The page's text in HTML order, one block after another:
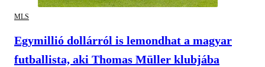
MLS
Egymillió dollárról is lemondhat a magyar
futballista, aki Thomas Müller klubjába